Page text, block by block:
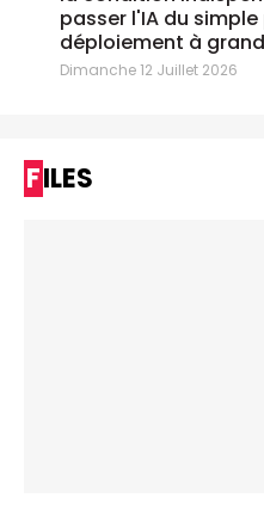
passer l'IA du
déploiement à
Dimanche 12 Juillet 2026
FILES